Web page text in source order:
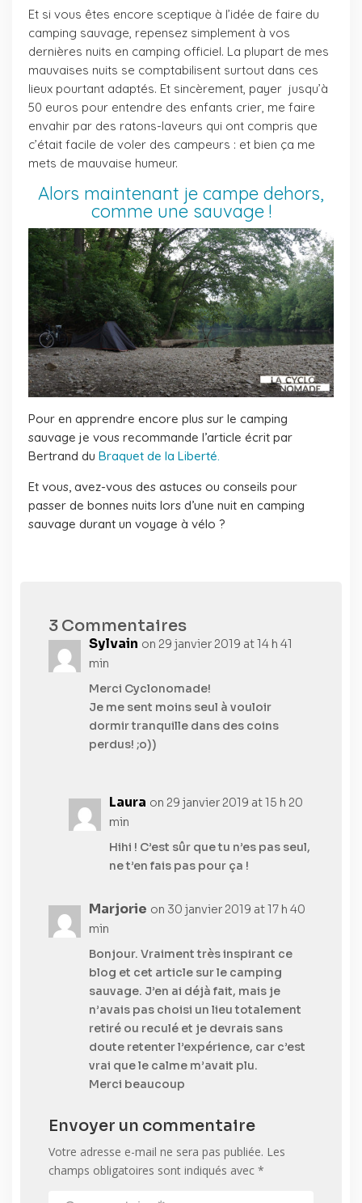
Et si vous êtes encore sceptique à l’idée de faire du
camping sauvage, repensez simplement à vos
dernières nuits en camping officiel. La plupart de mes
mauvaises nuits se comptabilisent surtout dans ces
lieux pourtant adaptés. Et sincèrement, payer jusqu’à
50 euros pour entendre des enfants crier, me faire
envahir par des ratons-laveurs qui ont compris que
c’était facile de voler des campeurs : et bien ça me
mets de mauvaise humeur.
Alors maintenant je campe dehors,
comme une sauvage !
Pour en apprendre encore plus sur le camping
sauvage je vous recommande l’article écrit par
Bertrand du Braquet de la Liberté.
Et vous, avez-vous des astuces ou conseils pour
passer de bonnes nuits lors d’une nuit en camping
sauvage durant un voyage à vélo ?
3 Commentaires
Sylvain on 29 janvier 2019 at 14 h 41
min
Merci Cyclonomade!
Je me sent moins seul à vouloir
dormir tranquille dans des coins
perdus! ;o))
Laura on 29 janvier 2019 at 15 h 20
min
Hihi ! C’est sûr que tu n’es pas seul,
ne t’en fais pas pour ça !
Marjorie on 30 janvier 2019 at 17 h 40
min
Bonjour. Vraiment très inspirant ce
blog et cet article sur le camping
sauvage. J’en ai déjà fait, mais je
n’avais pas choisi un lieu totalement
retiré ou reculé et je devrais sans
doute retenter l’expérience, car c’est
vrai que le calme m’avait plu.
Merci beaucoup
Envoyer un commentaire
Votre adresse e-mail ne sera pas publiée. Les
champs obligatoires sont indiqués avec *